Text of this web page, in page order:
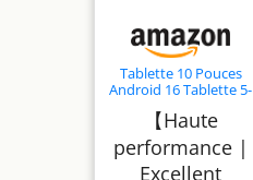
Tablette 10 Pouces
Android 16 Tablette 5-
Widevine L1 20Go +
64 Go + 1 to TF, WiFi 6
BT 5.3 Batterie 6000
mAh, Transmission
【Haute
performance |
Excellent